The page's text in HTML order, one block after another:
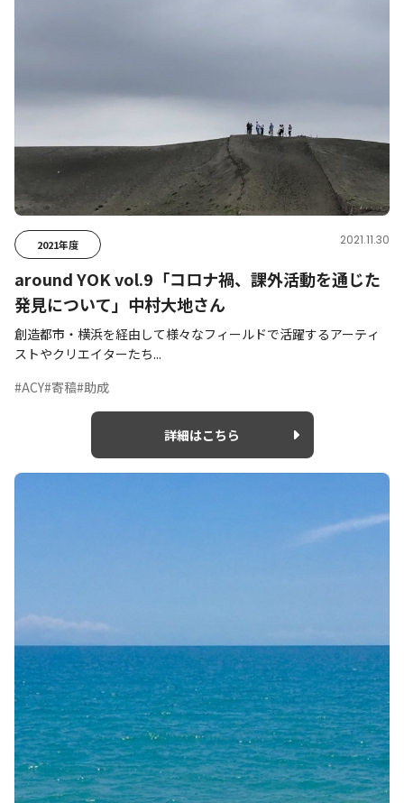
2021年度 2021.11.30
around YOK vol.9「コロナ禍、課外活動を通じた
発見について」中村大地さん
創造都市・横浜を経由して様々なフィールドで活躍するアーティ
ストやクリエイターたち...
#ACY#寄稿#助成
詳細はこちら